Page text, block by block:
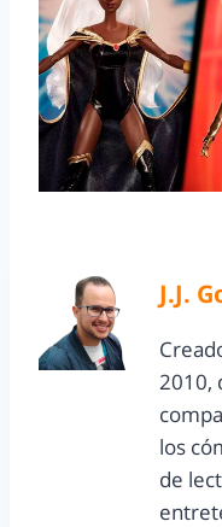
J.J.
2010,
los
de